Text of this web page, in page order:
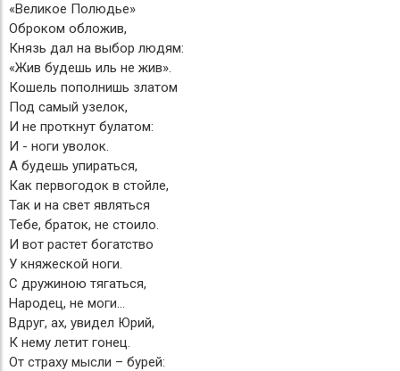
«Великое Полюдье»
Оброком обложив,
Князь дал на выбор людям:
«Жив будешь иль не жив».
Кошель пополнишь златом
Под самый узелок,
И не проткнут булатом:
И - ноги уволок.
А будешь упираться,
Как первогодок в стойле,
Так и на свет являться
Тебе, браток, не стоило.
И вот растет богатство
У княжеской ноги.
С дружиною тягаться,
Народец, не моги...
Вдруг, ах, увидел Юрий,
К нему летит гонец.
От страху мысли – бурей: